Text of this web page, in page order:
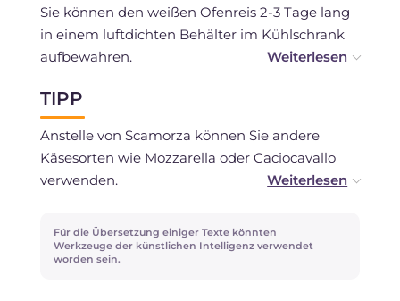
Sie können den weißen Ofenreis 2-3 Tage lang
in einem luftdichten Behälter im Kühlschrank
aufbewahren.
Sie können ihn auch einfrieren, wenn Sie nur
frische Zutaten verwendet haben.
TIPP
Anstelle von Scamorza können Sie andere
Käsesorten wie Mozzarella oder Caciocavallo
verwenden.
Sie können den Kochschinken durch gewürfelte
Salami ersetzen.
Für die Übersetzung einiger Texte könnten
Werkzeuge der künstlichen Intelligenz verwendet
worden sein.